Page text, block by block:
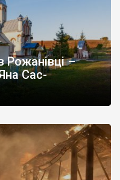
Рожанівці –
Сас-